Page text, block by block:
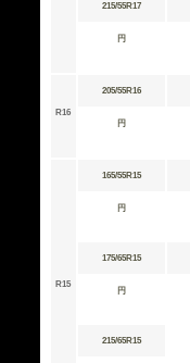
215/55R17
円
R16
205/55R16
円
R15
165/55R15
円
175/65R15
円
215/65R15